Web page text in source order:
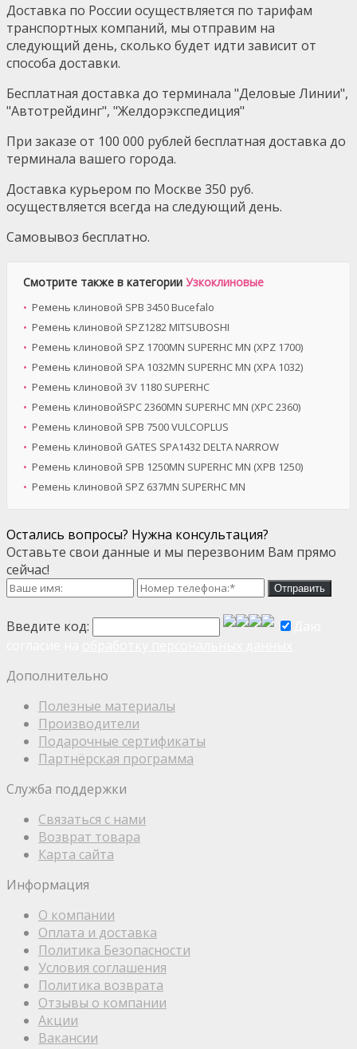
Доставка по России осуществляется по тарифам
транспортных компаний, мы отправим на
следующий день, сколько будет идти зависит от
способа доставки.
Бесплатная доставка до терминала "Деловые Линии",
"Автотрейдинг", "Желдорэкспедиция"
При заказе от 100 000 рублей бесплатная доставка до
терминала вашего города.
Доставка курьером по Москве 350 руб.
осуществляется всегда на следующий день.
Самовывоз бесплатно.
Смотрите также в категории Узкоклиновые
Ремень клиновой SPB 3450 Bucefalo
Ремень клиновой SPZ1282 MITSUBOSHI
Ремень клиновой SPZ 1700MN SUPERHC MN (XPZ 1700)
Ремень клиновой SPA 1032MN SUPERHC MN (XPA 1032)
Ремень клиновой 3V 1180 SUPERHC
Ремень клиновойSPC 2360MN SUPERHC MN (XPC 2360)
Ремень клиновой SPB 7500 VULCOPLUS
Ремень клиновой GATES SPA1432 DELTA NARROW
Ремень клиновой SPB 1250MN SUPERHC MN (XPB 1250)
Ремень клиновой SPZ 637MN SUPERHC MN
Остались вопросы? Нужна консультация?
Оставьте свои данные и мы перезвоним Вам прямо
сейчас!
Отправить
Введите код:
Дополнительно
Полезные материалы
Производители
Подарочные сертификаты
Партнёрская программа
Служба поддержки
Связаться с нами
Возврат товара
Карта сайта
Информация
О компании
Оплата и доставка
Политика Безопасности
Условия соглашения
Политика возврата
Отзывы о компании
Акции
Вакансии